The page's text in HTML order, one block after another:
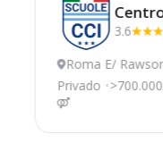
3.6
Roma E/
te Lopez
Privado